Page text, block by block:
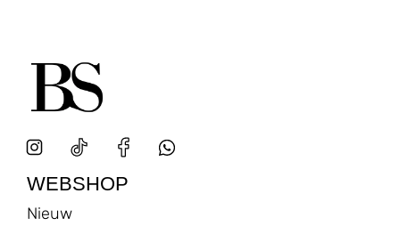
WEBSHOP
Nieuw